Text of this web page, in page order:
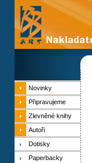
Novinky
Připravujeme
Zlevněné knihy
Autoři
Dotisky
Paperbacky